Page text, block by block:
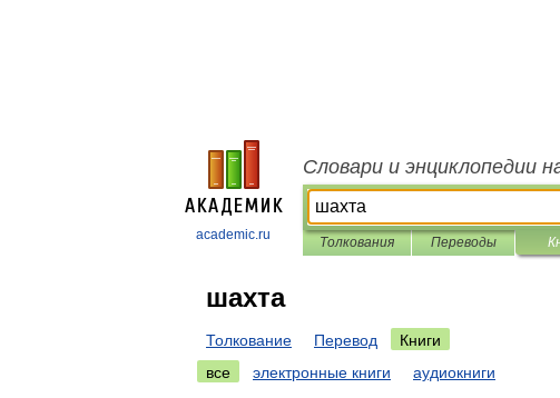
academic.ru
Словари и энциклопедии
Толкования Переводы
шахта
Толкование Перевод
Книги
все
электронные книги аудиокниги